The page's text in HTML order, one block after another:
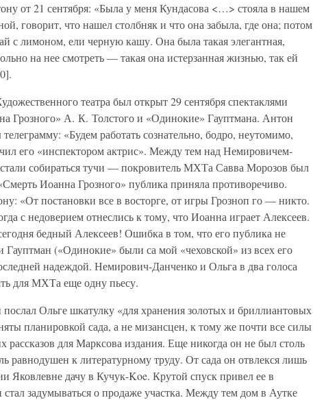
от 21 сентября: «Была у меня Кундасова <…> стояла в нашем
говорит, что нашел столбняк и что она забыла, где она; потом
с лимоном, ели черную кашу. Она была такая элегантная,
на нее смотреть — такая она истерзанная жизнью, так ей
театра был открыт 29 сентября спектаклями
Грозного» А. К. Толстого и «Одинокие» Гауптмана. Антон
«Будем работать сознательно, бодро, неутомимо,
его «инспектором актрис». Между тем над Немировичем-
собираться тучи — покровитель МХТа Савва Морозов был
Иоанна Грозного» публика приняла противоречиво.
«От постановки все в восторге, от игры Грозноп го — никто.
с недоверием отнеслись к тому, что Иоанна играет Алексеев.
бедный Алексеев! Ошибка в том, что его публика не
(«Одинокие» были са мой «чеховской» из всех его
надеждой. Немирович-Данченко и Ольга в два голоса
для МХТа еще одну пьесу.
Ольге шкатулку «для хранения золотых и бриллиантовых
планировкой сада, а не мизансцен, к тому же почти все силы
рассказов для Марксова издания. Еще никогда он не был столь
равнодушен к литературному труду. От сада он отвлекся лишь
Яковлевне дачу в Кучук-Koe. Крутой спуск привел ее в
задумываться о продаже участка. Между тем дом в Аутке